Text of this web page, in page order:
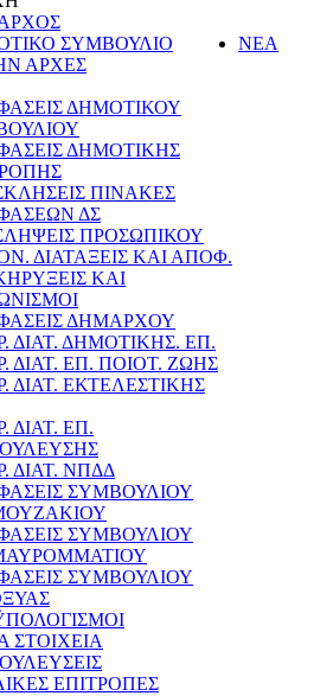
ΣΥΜΒΟΥΛΙΟ
ΑΡΧΕΣ
ΝΕΑ
ΔΗΜΟΤΙΚΟΥ
ΔΗΜΟΤΙΚΗΣ
ΠΙΝΑΚΕΣ
ΔΣ
ΠΡΟΣΩΠΙΚΟΥ
ΔΙΑΤΑΞΕΙΣ ΚΑΙ ΑΠΟΦ.
ΚΑΙ
ΔΗΜΑΡΧΟΥ
ΔΙΑΤ. ΔΗΜΟΤΙΚΗΣ. ΕΠ.
ΔΙΑΤ. ΕΠ. ΠΟΙOΤ. ΖΩΗΣ
ΔΙΑΤ. ΕΚΤΕΛΕΣΤΙΚΗΣ
ΔΙΑΤ. ΕΠ.
ΔΙΑΤ. ΝΠΔΔ
ΣΥΜΒΟΥΛΙΟΥ
ΣΥΜΒΟΥΛΙΟΥ
ΣΥΜΒΟΥΛΙΟΥ
ΣΤΟΙΧΕΙΑ
ΕΠΙΤΡΟΠΕΣ